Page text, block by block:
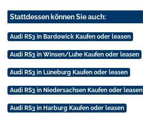
Stattdessen können Sie auch:
Audi RS3 in Bardowick Kaufen oder leasen
Audi RS3 in Winsen/Luhe Kaufen oder leasen
Audi RS3 in Lüneburg Kaufen oder leasen
Audi RS3 in Niedersachsen Kaufen oder leasen
Audi RS3 in Harburg Kaufen oder leasen